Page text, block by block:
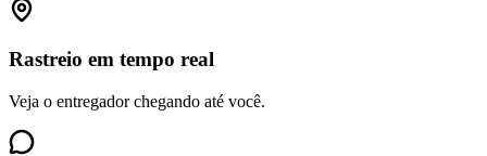
Rastreio em tempo real
Veja o entregador chegando até você.